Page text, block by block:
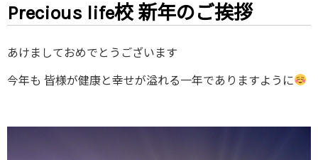
Precious life校 新年のご挨拶
あけましておめでとうございます
今年も 皆様が健康と幸せが溢れる一年でありますように